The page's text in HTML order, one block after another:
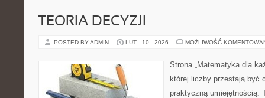
TEORIA DECYZJI
POSTED BY ADMIN LUT - 10 - 2026 MOŻLIWOŚĆ
Strona „Matematyka dla
której liczby przestają być
praktyczną umiejętnością.